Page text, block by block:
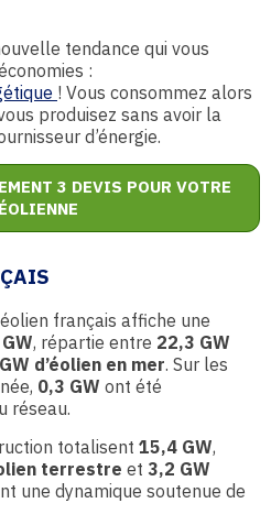
tendance qui vous
:
! Vous consommez alors
produisez sans avoir la
d’énergie.
3 DEVIS POUR VOTRE
ÉOLIENNE
français affiche une
, répartie entre 22,3 GW
d’éolien en mer. Sur les
0,3 GW ont été
réseau.
totalisent 15,4 GW,
terrestre et 3,2 GW
une dynamique soutenue de